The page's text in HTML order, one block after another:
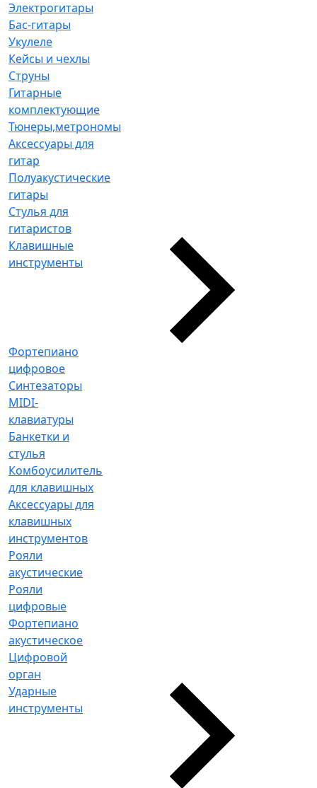
Электрогитары
Бас-гитары
Укулеле
Кейсы и чехлы
Струны
Гитарные
комплектующие
Тюнеры,метрономы
Аксессуары для
гитар
Полуакустические
гитары
Стулья для
гитаристов
Клавишные
инструменты
Фортепиано
цифровое
Синтезаторы
MIDI-
клавиатуры
Банкетки и
стулья
Комбоусилитель
для клавишных
Аксессуары для
клавишных
инструментов
Рояли
акустические
Рояли
цифровые
Фортепиано
акустическое
Цифровой
орган
Ударные
инструменты